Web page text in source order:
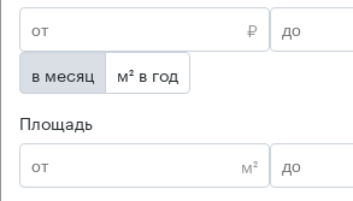
₽
в месяц
м² в год
Площадь
м²